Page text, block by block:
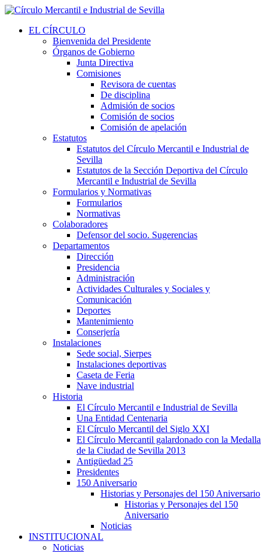
EL CÍRCULO
Bienvenida del Presidente
Órganos de Gobierno
Junta Directiva
Comisiones
Revisora de cuentas
De disciplina
Admisión de socios
Comisión de socios
Comisión de apelación
Estatutos
Estatutos del Círculo Mercantil e Industrial de
Sevilla
Estatutos de la Sección Deportiva del Círculo
Mercantil e Industrial de Sevilla
Formularios y Normativas
Formularios
Normativas
Colaboradores
Defensor del socio. Sugerencias
Departamentos
Dirección
Presidencia
Administración
Actividades Culturales y Sociales y
Comunicación
Deportes
Mantenimiento
Conserjería
Instalaciones
Sede social, Sierpes
Instalaciones deportivas
Caseta de Feria
Nave industrial
Historia
El Círculo Mercantil e Industrial de Sevilla
Una Entidad Centenaria
El Círculo Mercantil del Siglo XXI
El Círculo Mercantil galardonado con la Medalla
de la Ciudad de Sevilla 2013
Antigüedad 25
Presidentes
150 Aniversario
Historias y Personajes del 150 Aniversario
Historias y Personajes del 150
Aniversario
Noticias
INSTITUCIONAL
Noticias